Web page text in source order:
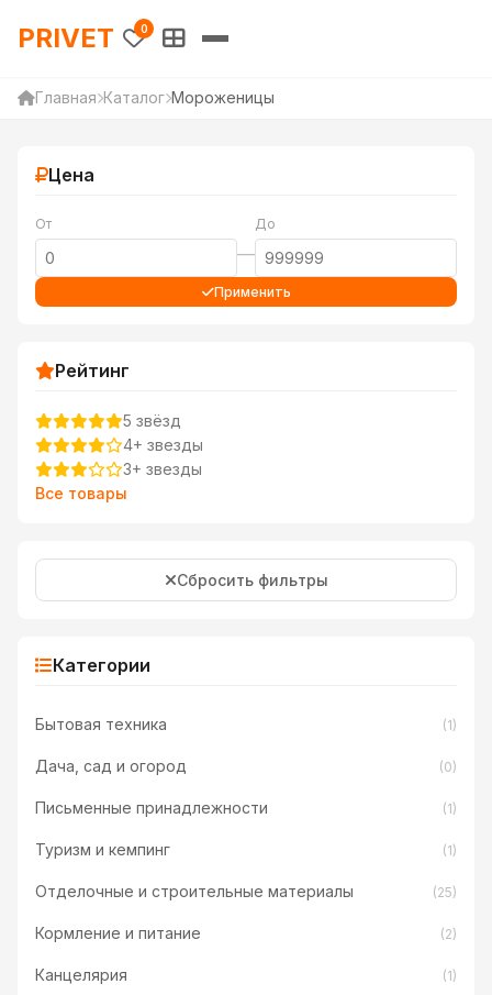
PRIVET — Каталог товаров
PRIVET 0
Главная Каталог Мороженицы
Цена
От
—
До
Применить
Рейтинг
5 звёзд
4+ звезды
3+ звезды
Все товары
Сбросить фильтры
Категории
Бытовая техника (1)
Дача, сад и огород (0)
Письменные принадлежности (1)
Туризм и кемпинг (1)
Отделочные и строительные материалы (25)
Кормление и питание (2)
Канцелярия (1)